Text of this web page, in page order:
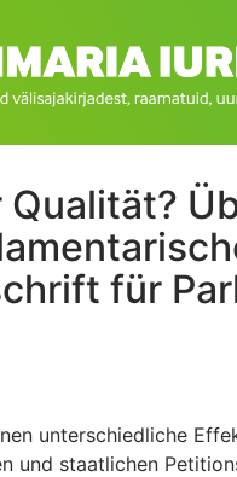
für
unterschiedliche
und staatlichen